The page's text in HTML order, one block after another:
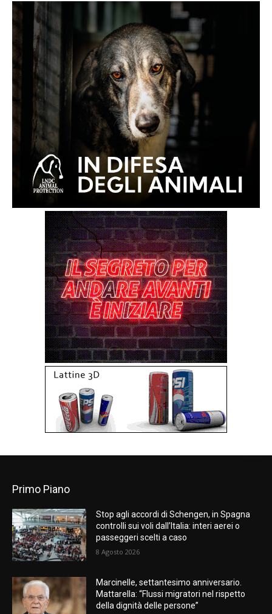
Primo Piano
Stop agli accordi di Schengen, in Spagna
controlli sui voli dall’Italia: interi aerei o
passeggeri scelti a caso
8 Agosto 2026
Marcinelle, settantesimo anniversario.
Mattarella: “Flussi migratori nel rispetto
della dignità delle persone”